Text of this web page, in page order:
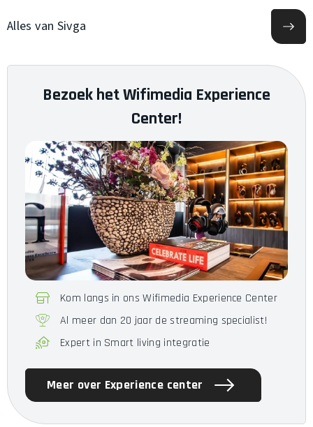
Accu
Type In-ear
Klankkast Gesloten
Bediening n.v.t.
Alles van Sivga
Bezoek het Wifimedia Experience
Center!
Kom langs in ons Wifimedia Experience Center
Al meer dan 20 jaar de streaming specialist!
Expert in Smart living integratie
Meer over Experience center